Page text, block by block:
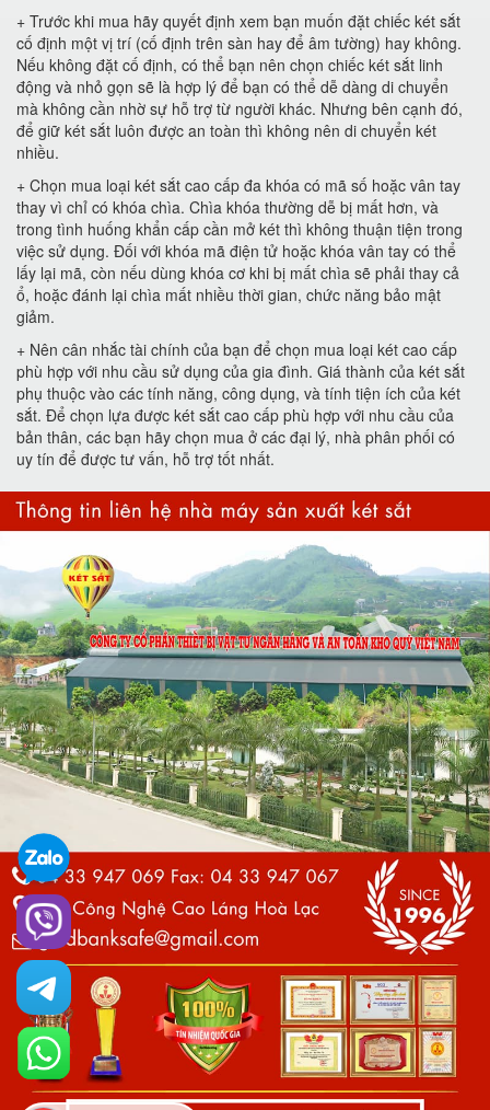
+ Trước khi mua hãy quyết định xem bạn muốn đặt chiếc két sắt
cố định một vị trí (cố định trên sàn hay để âm tường) hay không.
Nếu không đặt cố định, có thể bạn nên chọn chiếc két sắt linh
động và nhỏ gọn sẽ là hợp lý để bạn có thể dễ dàng di chuyển
mà không cần nhờ sự hỗ trợ từ người khác. Nhưng bên cạnh đó,
để giữ két sắt luôn được an toàn thì không nên di chuyển két
nhiều.
+ Chọn mua loại két sắt cao cấp đa khóa có mã số hoặc vân tay
thay vì chỉ có khóa chìa. Chìa khóa thường dễ bị mất hơn, và
trong tình huống khẩn cấp cần mở két thì không thuận tiện trong
việc sử dụng. Đối với khóa mã điện tử hoặc khóa vân tay có thể
lấy lại mã, còn nếu dùng khóa cơ khi bị mất chìa sẽ phải thay cả
ổ, hoặc đánh lại chìa mất nhiều thời gian, chức năng bảo mật
giảm.
+ Nên cân nhắc tài chính của bạn để chọn mua loại két cao cấp
phù hợp với nhu cầu sử dụng của gia đình. Giá thành của két sắt
phụ thuộc vào các tính năng, công dụng, và tính tiện ích của két
sắt. Để chọn lựa được két sắt cao cấp phù hợp với nhu cầu của
bản thân, các bạn hãy chọn mua ở các đại lý, nhà phân phối có
uy tín để được tư vấn, hỗ trợ tốt nhất.